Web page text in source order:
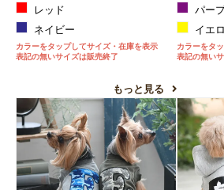
レッド
ネイビー
カラーをタップしてサイズ・在庫を表示
表記の無いサイズは販売終了
もっと見る
パー
イエ
カラーをタ
表記の無い